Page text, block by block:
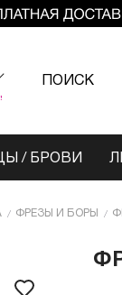
ПОИСК
/ БРОВИ
ФРЕЗЫ И БОРЫ